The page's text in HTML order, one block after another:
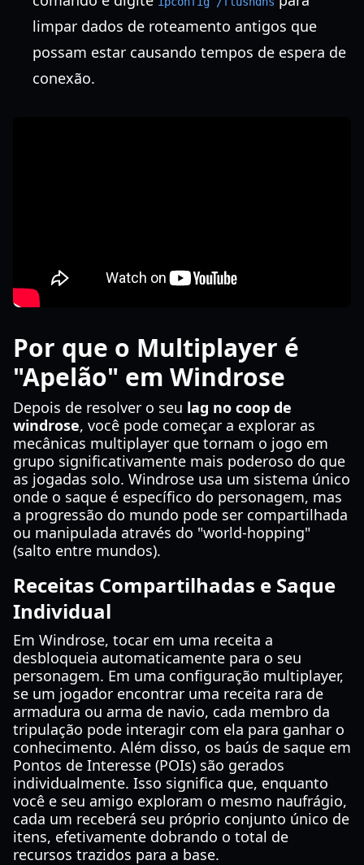
limpar dados de roteamento antigos que
possam estar causando tempos de espera de
conexão.
Por que o Multiplayer é
"Apelão" em Windrose
Depois de resolver o seu lag no coop de
windrose, você pode começar a explorar as
mecânicas multiplayer que tornam o jogo em
grupo significativamente mais poderoso do que
as jogadas solo. Windrose usa um sistema único
onde o saque é específico do personagem, mas
a progressão do mundo pode ser compartilhada
ou manipulada através do "world-hopping"
(salto entre mundos).
Receitas Compartilhadas e Saque
Individual
Em Windrose, tocar em uma receita a
desbloqueia automaticamente para o seu
personagem. Em uma configuração multiplayer,
se um jogador encontrar uma receita rara de
armadura ou arma de navio, cada membro da
tripulação pode interagir com ela para ganhar o
conhecimento. Além disso, os baús de saque em
Pontos de Interesse (POIs) são gerados
individualmente. Isso significa que, enquanto
você e seu amigo exploram o mesmo naufrágio,
cada um receberá seu próprio conjunto único de
itens, efetivamente dobrando o total de
recursos trazidos para a base.